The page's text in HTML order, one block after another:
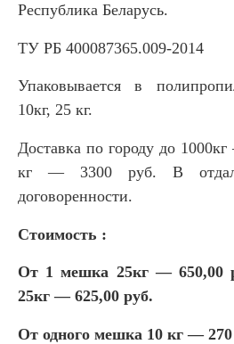
Республика Беларусь.
ТУ РБ 400087365.009-2014
Упаковывается в
10кг, 25 кг.
Доставка по городу до
кг — 3300 руб. В
договоренности.
Стоимость :
От 1 мешка 25кг — 650,00
25кг — 625,00 руб.
От одного мешка 10 кг — 270